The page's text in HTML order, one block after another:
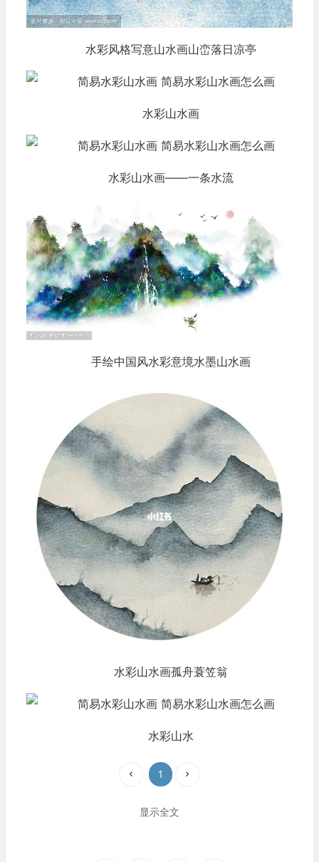
水彩风格写意山水画山峦落日凉亭
水彩山水画
水彩山水画——一条水流
手绘中国风水彩意境水墨山水画
水彩山水画孤舟蓑笠翁
水彩山水
1
显示全文